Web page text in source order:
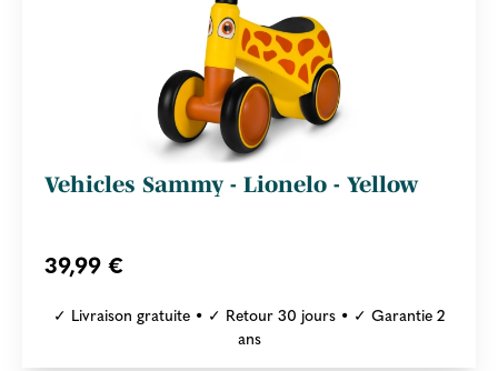
Vehicles Sammy - Lionelo - Yellow
39,99 €
✓ Livraison gratuite • ✓ Retour 30 jours • ✓ Garantie 2
ans